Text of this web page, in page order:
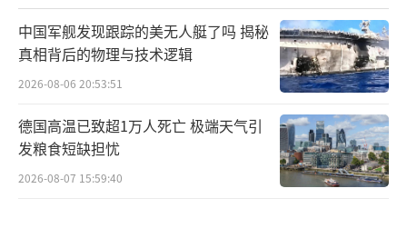
中国军舰发现跟踪的美无人艇了吗 揭秘
真相背后的物理与技术逻辑
2026-08-06 20:53:51
德国高温已致超1万人死亡 极端天气引
发粮食短缺担忧
2026-08-07 15:59:40